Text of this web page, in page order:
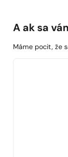
A ak sa
Máme pocit, že